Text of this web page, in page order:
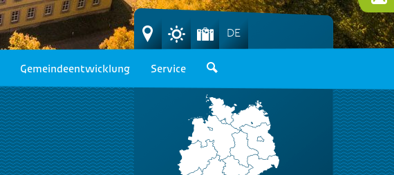
Gemeindeentwicklung Service
DE